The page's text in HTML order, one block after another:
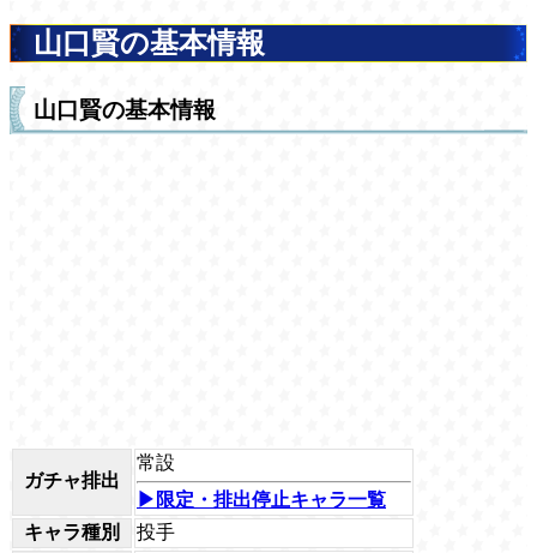
山口賢の基本情報
山口賢の基本情報
ガチャ排出
常設
▶限定・排出停止キャラ一覧
キャラ種別
投手